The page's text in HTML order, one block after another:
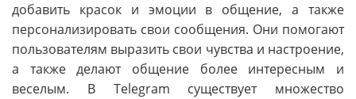
добавить красок и эмоции в общение, а также
персонализировать свои сообщения. Они помогают
пользователям выразить свои чувства и настроение,
а также делают общение более интересным и
веселым. В Telegram существует множество